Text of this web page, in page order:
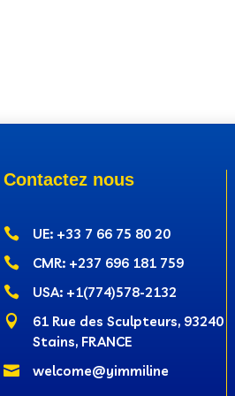
Contactez nous
 UE: +33 7 66 75 80 20
 CMR: +237‭ 696 181 759
 USA: +1(774)578-2132

61 Rue des Sculpteurs, 93240
Stains, FRANCE
 welcome@yimmiline